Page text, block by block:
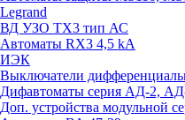
Legrand
ВД УЗО TX3 тип АС
Автоматы RX3 4,5 kA
ИЭК
Выключатели
Дифавтоматы серия АД-2,
Доп. устройства модульной